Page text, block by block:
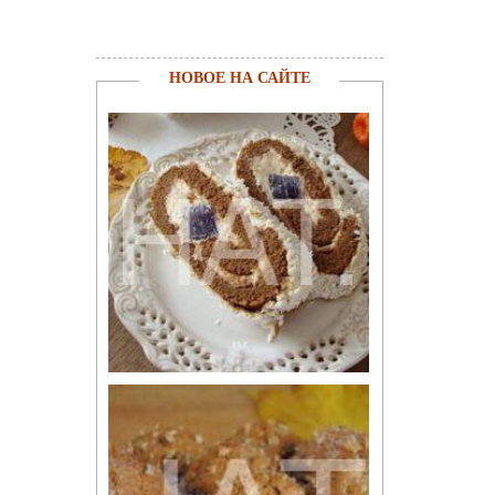
НОВОЕ НА САЙТЕ